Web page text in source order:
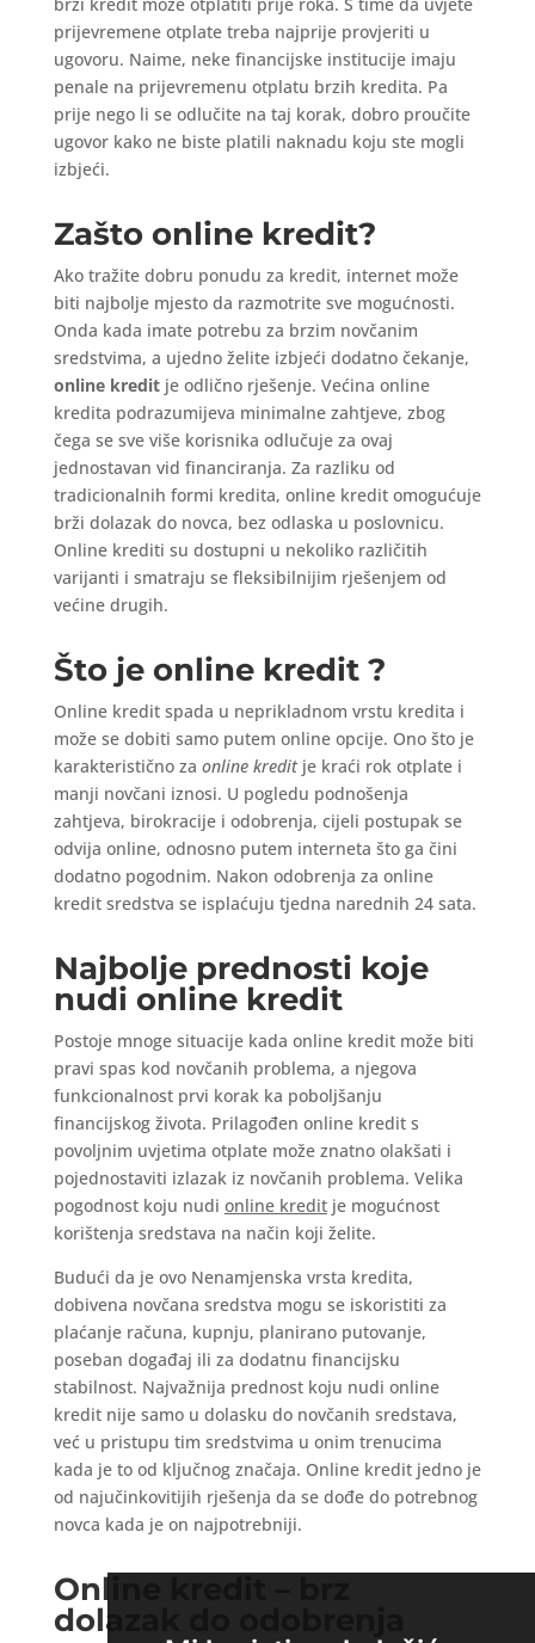
prijevremene otplate treba najprije provjeriti u
ugovoru. Naime, neke financijske institucije imaju
penale na prijevremenu otplatu brzih kredita. Pa
prije nego li se odlučite na taj korak, dobro proučite
ugovor kako ne biste platili naknadu koju ste mogli
izbjeći.
Zašto online kredit?
Ako tražite dobru ponudu za kredit, internet može
biti najbolje mjesto da razmotrite sve mogućnosti.
Onda kada imate potrebu za brzim novčanim
sredstvima, a ujedno želite izbjeći dodatno čekanje,
online kreditje odlično rješenje. Većina online
kredita podrazumijeva minimalne zahtjeve, zbog
čega se sve više korisnika odlučuje za ovaj
jednostavan vid financiranja. Za razliku od
tradicionalnih formi kredita, online kredit omogućuje
brži dolazak do novca, bez odlaska u poslovnicu.
Online krediti su dostupni u nekoliko različitih
varijanti i smatraju se fleksibilnijim rješenjem od
većine drugih.
Što je online kredit ?
Online kredit spada u neprikladnom vrstu kredita i
može se dobiti samo putem online opcije. Ono što je
karakteristično za online kreditje kraći rok otplate i
manji novčani iznosi. U pogledu podnošenja
zahtjeva, birokracije i odobrenja, cijeli postupak se
odvija online, odnosno putem interneta što ga čini
dodatno pogodnim. Nakon odobrenja za online
kredit sredstva se isplaćuju tjedna narednih 24 sata.
Najbolje prednosti koje
nudi online kredit
Postoje mnoge situacije kada online kredit može biti
pravi spas kod novčanih problema, a njegova
funkcionalnost prvi korak ka poboljšanju
financijskog života. Prilagođen online kredit s
povoljnim uvjetima otplate može znatno olakšati i
pojednostaviti izlazak iz novčanih problema. Velika
pogodnost koju nudi online kreditje mogućnost
korištenja sredstava na način koji želite.
Budući da je ovo Nenamjenska vrsta kredita,
dobivena novčana sredstva mogu se iskoristiti za
plaćanje računa, kupnju, planirano putovanje,
poseban događaj ili za dodatnu financijsku
stabilnost. Najvažnija prednost koju nudi online
kredit nije samo u dolasku do novčanih sredstava,
već u pristupu tim sredstvima u onim trenucima
kada je to od ključnog značaja. Online kredit jedno je
od najučinkovitijih rješenja da se dođe do potrebnog
novca kada je on najpotrebniji.
Online kredit – brz
dolazak do odobrenja